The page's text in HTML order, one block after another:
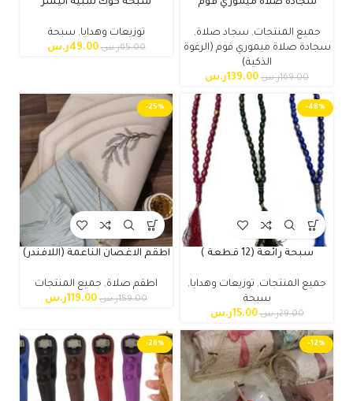
سجادة صلاة ميموري فوم
جميع المنتجات, سجاد صلاة,
سجادة صلاة ميموري فوم (الرغوة
الذكية)
169.00ر.س 139.00 ر.س
سبحة كوك شبيه اليسر
توزيعات وهدايا, سبحة
65.00ر.س 49.00ر.س
-48%
سبحة رائعة (12 قطعة )
جميع المنتجات, توزيعات وهدايا,
سبحة
29.00ر.س 15.00 ر.س
-25%
اطقم الاغصان الناعمة (اللافندر)
اطقم صلاة, جميع المنتجات
159.00ر.س 119.00 ر.س
-12%
-26%